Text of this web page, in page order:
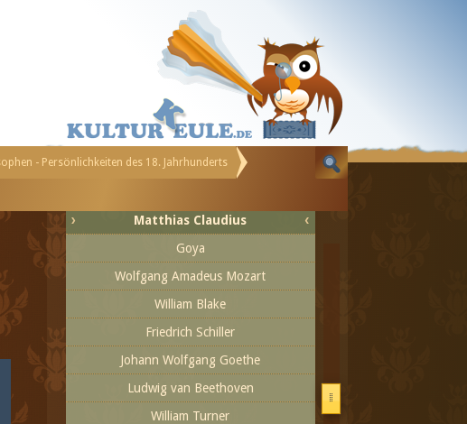
- Persönlichkeiten des 18. Jahrhunderts
Künstler, Schriftsteller und Philosophen -
Persönlichkeiten des 18. Jahrhunderts
Antoine Galland
Christoph Willibald Gluck
Immanuel Kant
Giacomo Casanova
Matthias Claudius
Goya
Wolfgang Amadeus Mozart
William Blake
Friedrich Schiller
Johann Wolfgang Goethe
Ludwig van Beethoven
William Turner